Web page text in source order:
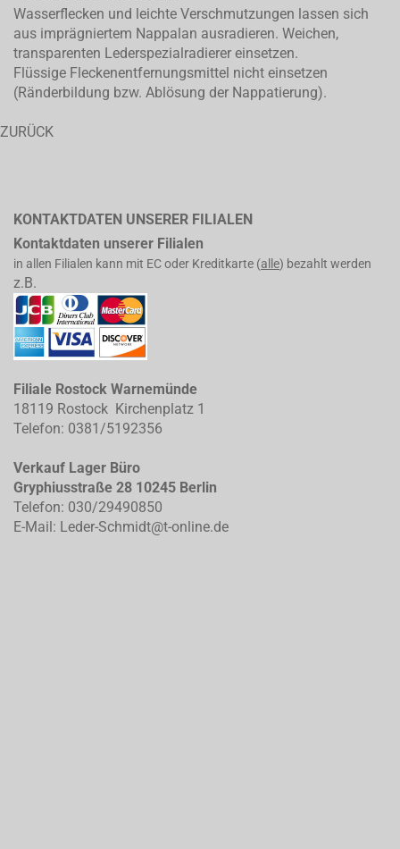
Wasserflecken und leichte Verschmutzungen lassen sich
aus imprägniertem Nappalan ausradieren. Weichen,
transparenten Lederspezialradierer einsetzen.
Flüssige Fleckenentfernungsmittel nicht einsetzen
(Ränderbildung bzw. Ablösung der Nappatierung).
ZURÜCK
KONTAKTDATEN UNSERER FILIALEN
Kontaktdaten unserer Filialen
in allen Filialen kann mit EC oder Kreditkarte (alle) bezahlt werden
z.B.
Filiale Rostock Warnemünde
18119 Rostock Kirchenplatz 1
Telefon: 0381/5192356
Verkauf Lager Büro
Gryphiusstraße 28 10245 Berlin
Telefon: 030/29490850
E-Mail: Leder-Schmidt@t-online.de